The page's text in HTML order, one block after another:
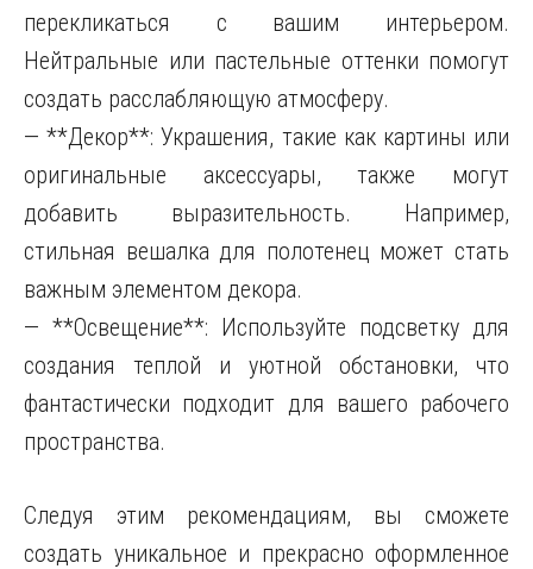
перекликаться с вашим интерьером.
Нейтральные или пастельные оттенки помогут
создать расслабляющую атмосферу.
— **Декор**: Украшения, такие как картины или
оригинальные аксессуары, также могут
добавить выразительность. Например,
стильная вешалка для полотенец может стать
важным элементом декора.
— **Освещение**: Используйте подсветку для
создания теплой и уютной обстановки, что
фантастически подходит для вашего рабочего
пространства.
Следуя этим рекомендациям, вы сможете
создать уникальное и прекрасно оформленное